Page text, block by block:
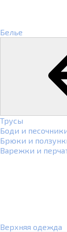
Белье
Трусы
Боди и
Брюки и
Варежки и
Верхняя одежда